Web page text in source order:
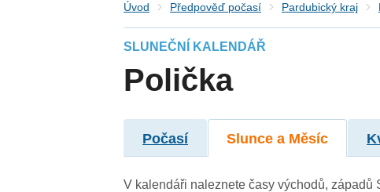
Úvod Předpověď počasí Pardubický kraj
SLUNEČNÍ KALENDÁŘ
Polička
Počasí Slunce a Měsíc
V kalendáři naleznete časy východů,